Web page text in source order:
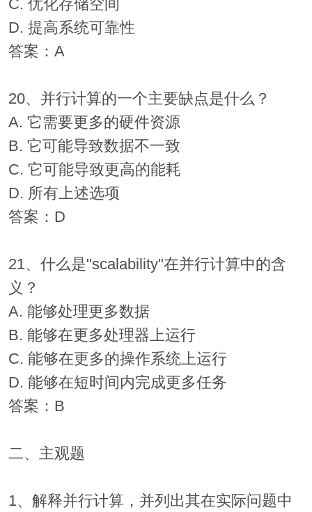
C. 优化存储空间
D. 提高系统可靠性
答案：A
20、并行计算的一个主要缺点是什么？
A. 它需要更多的硬件资源
B. 它可能导致数据不一致
C. 它可能导致更高的能耗
D. 所有上述选项
答案：D
21、什么是"scalability"在并行计算中的含
义？
A. 能够处理更多数据
B. 能够在更多处理器上运行
C. 能够在更多的操作系统上运行
D. 能够在短时间内完成更多任务
答案：B
二、主观题
1、解释并行计算，并列出其在实际问题中